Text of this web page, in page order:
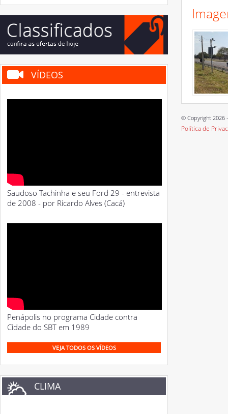
VÍDEOS
Saudoso Tachinha e seu Ford 29 - entrevista
de 2008 - por Ricardo Alves (Cacá)
Penápolis no programa Cidade contra
Cidade do SBT em 1989
VEJA TODOS OS VÍDEOS
CLIMA
© Copyright 2026
Política de